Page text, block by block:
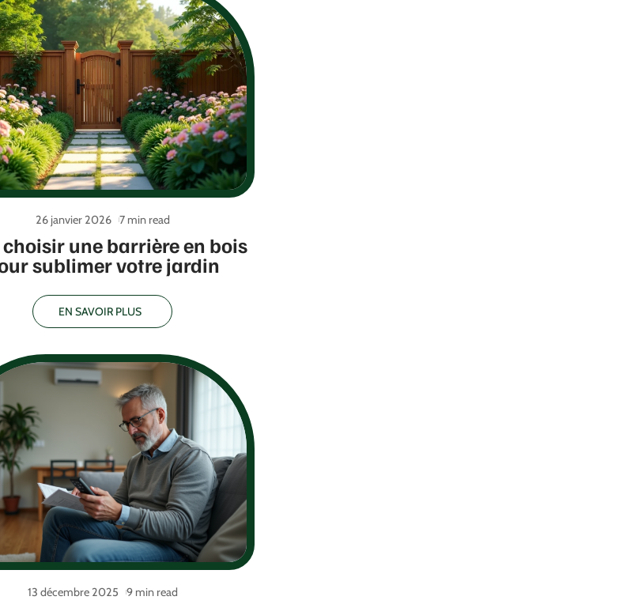
une barrière en bois
sublimer votre jardin
26 janvier 2026 7 min read
EN SAVOIR PLUS
13 décembre 2025 9 min read